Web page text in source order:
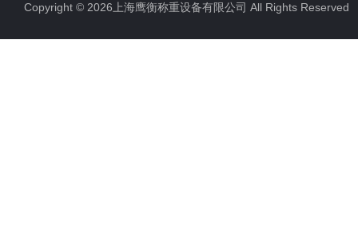
Copyright © 2026上海鹰衡称重设备有限公司 All Rights